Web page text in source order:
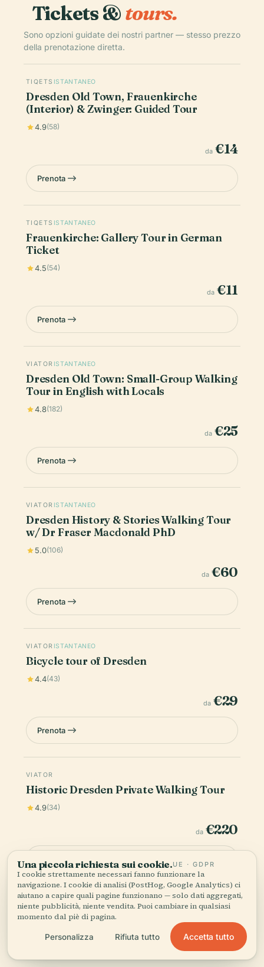
Tickets &tours.
Sono opzioni guidate dei nostri partner — stesso prezzo
della prenotazione diretta.
TIQETS ISTANTANEO
Dresden Old Town, Frauenkirche
(Interior) & Zwinger: Guided Tour
4.9(58)
da €14
Prenota
TIQETS ISTANTANEO
Frauenkirche: Gallery Tour in German
Ticket
4.5(54)
da €11
Prenota
VIATOR ISTANTANEO
Dresden Old Town: Small-Group Walking
Tour in English with Locals
4.8(182)
da €25
Prenota
VIATOR ISTANTANEO
Dresden History & Stories Walking Tour
w/ Dr Fraser Macdonald PhD
5.0(106)
da €60
Prenota
VIATOR ISTANTANEO
Bicycle tour of Dresden
4.4(43)
da €29
Prenota
VIATOR
Historic Dresden Private Walking Tour
4.9(34)
da €220
Prenota
I prezzi sono indicativi — prezzo e disponibilità definitivi
vengono confermati al momento del pagamento. Audiala può
guadagnare una commissione dalle prenotazioni effettuate
tramite questi link.
Una piccola richiesta sui cookie.UE · GDPR
I cookie strettamente necessari fanno funzionare la
navigazione. I cookie di analisi (PostHog, Google Analytics) ci
aiutano a capire quali pagine funzionano — solo dati aggregati,
niente pubblicità, niente vendita. Puoi cambiare in qualsiasi
momento dal piè di pagina.
Personalizza Rifiuta tutto Accetta tutto